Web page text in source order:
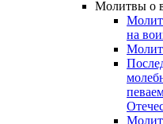
Молитвы о
на